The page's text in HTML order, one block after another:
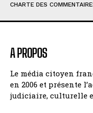
CHARTE DES
A PROPOS
Le média citoyen
en 2006 et présente
judiciaire, culturelle